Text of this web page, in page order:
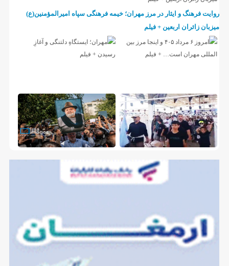
روایت فرهنگ و ایثار در مرز مهران؛ خیمه فرهنگی سپاه امیرالمؤمنین(ع)
میزبان زائران اربعین + فیلم